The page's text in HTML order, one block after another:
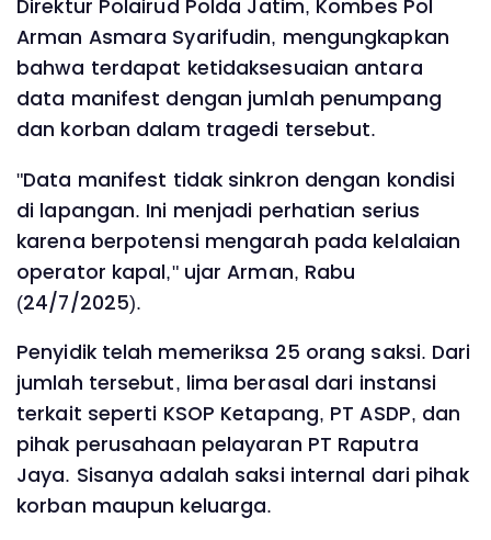
Direktur Polairud Polda Jatim, Kombes Pol
Arman Asmara Syarifudin, mengungkapkan
bahwa terdapat ketidaksesuaian antara
data manifest dengan jumlah penumpang
dan korban dalam tragedi tersebut.
"Data manifest tidak sinkron dengan kondisi
di lapangan. Ini menjadi perhatian serius
karena berpotensi mengarah pada kelalaian
operator kapal," ujar Arman, Rabu
(24/7/2025).
Penyidik telah memeriksa 25 orang saksi. Dari
jumlah tersebut, lima berasal dari instansi
terkait seperti KSOP Ketapang, PT ASDP, dan
pihak perusahaan pelayaran PT Raputra
Jaya. Sisanya adalah saksi internal dari pihak
korban maupun keluarga.